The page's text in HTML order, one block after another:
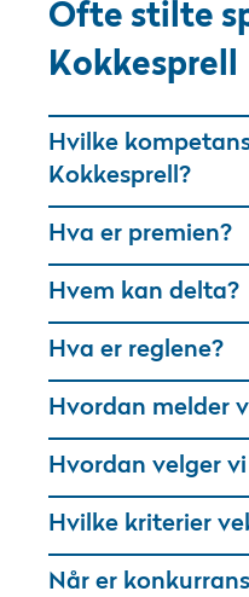
Ofte stilte
Kokkesprell
Hvilke
Kokkesprell?
Hva er premien?
Hvem kan delta?
Hva er reglene?
Hvordan melder
Hvordan velger
Hvilke kriterier
Når er